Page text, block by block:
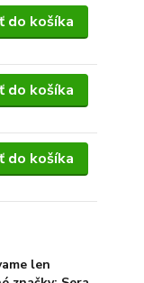
do košíka
do košíka
do košíka
len